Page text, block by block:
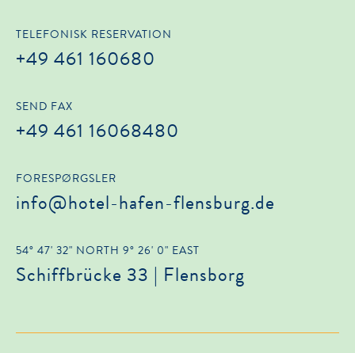
TELEFONISK RESERVATION
+49 461 160680
SEND FAX
+49 461 16068480
FORESPØRGSLER
info@hotel-hafen-flensburg.de
54° 47' 32" NORTH 9° 26' 0" EAST
Schiffbrücke 33 | Flensborg